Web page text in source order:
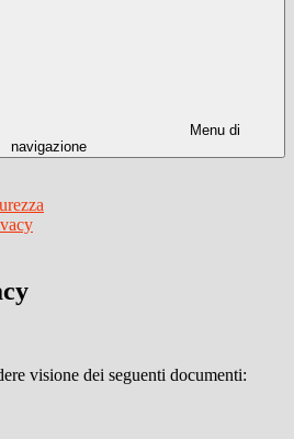
Menu di
navigazione
visione dei seguenti documenti: